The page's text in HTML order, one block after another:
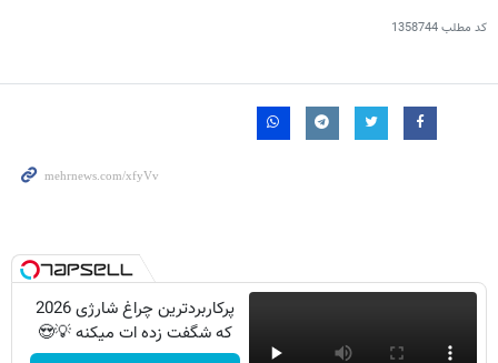
کد مطلب1358744
پرکاربردترین چراغ شارژی 2026
که شگفت زده ات میکنه 💡😍